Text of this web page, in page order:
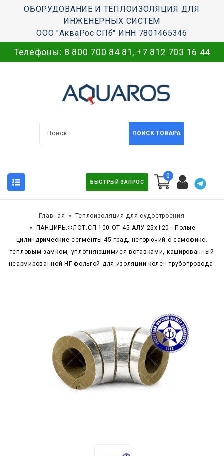
ОБОРУДОВАНИЕ И ТЕПЛОИЗОЛЯЦИЯ ДЛЯ
ИНЖЕНЕРНЫХ СИСТЕМ
ООО "АкваРос СПб" ИНН 7801465346
Телефоны: 8 800 700 84 81, +7 812 703 16 44
ПОИСК ТОВАРА
БЫСТРЫЙ ЗАПРОС
0
Главная
Теплоизоляция для судостроения
ПАНЦИРЬ.ФЛОТ.СП-100 ОТ-45 АЛУ 25x120 - Полые
цилиндрические сегменты 45 град. негорючий c самофикс.
тепловым замком, уплотняющимися вставками, кашированный
неармированной НГ фольгой для изоляции колен трубопровода.